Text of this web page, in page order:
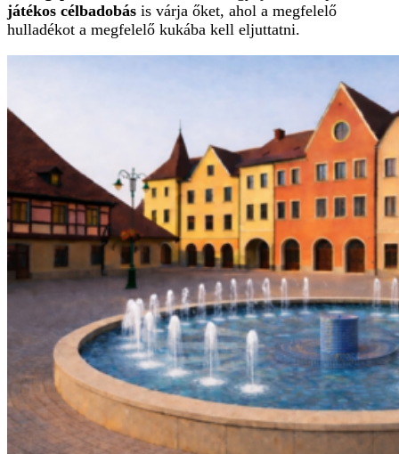
játékos célbadobás is várja őket, ahol a megfelelő
hulladékot a megfelelő kukába kell eljuttatni.